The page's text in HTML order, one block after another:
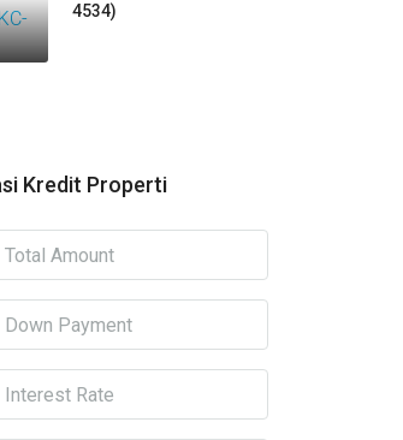
4534)
Kredit Properti